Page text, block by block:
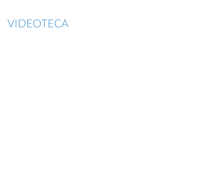
VIDEOTECA